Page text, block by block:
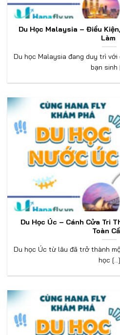
Du Học Malaysia – Điều
Làm
Du học Malaysia đang duy trì
bạn sinh
Du Học Úc – Cánh Cửa Tri
Toàn
Du học Úc từ lâu đã trở thành
học [...]